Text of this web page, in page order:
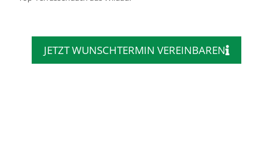
JETZT WUNSCHTERMIN VEREINBAREN